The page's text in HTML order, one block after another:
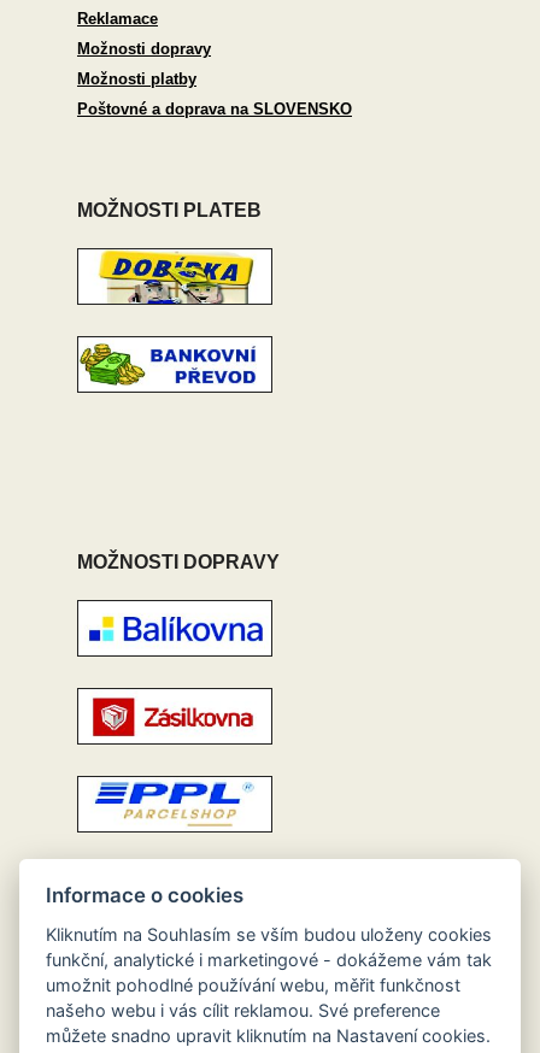
Reklamace
Možnosti dopravy
Možnosti platby
Poštovné a doprava na SLOVENSKO
MOŽNOSTI PLATEB
MOŽNOSTI DOPRAVY
Informace o cookies
Kliknutím na Souhlasím se vším budou uloženy cookies
funkční, analytické i marketingové - dokážeme vám tak
umožnit pohodlné používání webu, měřit funkčnost
našeho webu i vás cílit reklamou. Své preference
můžete snadno upravit kliknutím na Nastavení cookies.